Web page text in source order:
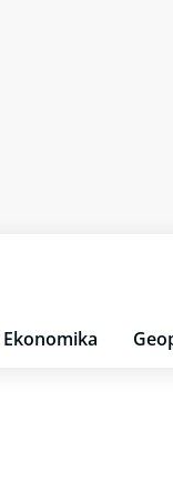
Ekonomika